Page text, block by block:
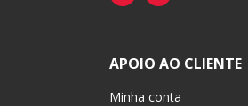
APOIO AO CLIENTE
Minha conta